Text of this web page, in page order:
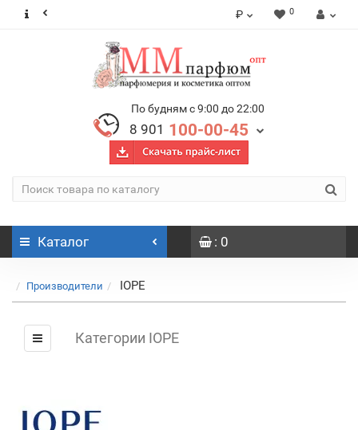
₽ 0
По будням с 9:00 до 22:00
8 901 100-00-45
Каталог : 0
Производители IOPE
Категории IOPE